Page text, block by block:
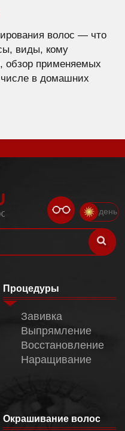
волос — что
виды, кому
обзор применяемых
числе в домашних
день
Процедуры
Завивка
Выпрямление
Восстановление
Наращивание
Окрашивание волос